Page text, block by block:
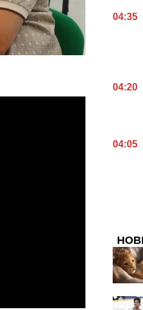
04:35
04:20
04:05